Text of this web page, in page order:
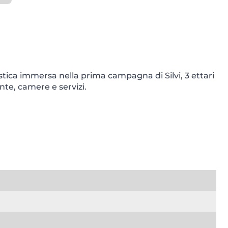
immersa nella prima campagna di Silvi, 3 ettari
camere e servizi.